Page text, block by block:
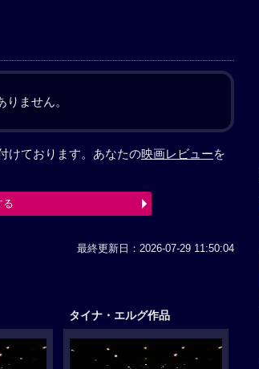
ません。
けております。あなたの映画レビューを
る
最終更新日：2026-07-29 11:50:04
タイナ・エルグ作品